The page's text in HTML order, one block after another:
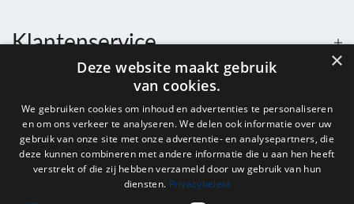
Klantenservice
Openingstijden
Nieuwsbrief
×
Deze website maakt gebruik
van cookies.
We gebruiken cookies om inhoud en advertenties te personaliseren
en om ons verkeer te analyseren. We delen ook informatie over uw
gebruik van onze site met onze advertentie- en analysepartners, die
deze kunnen combineren met andere informatie die u aan hen heeft
verstrekt of die zij hebben verzameld door uw gebruik van hun
diensten. Privacybeleid